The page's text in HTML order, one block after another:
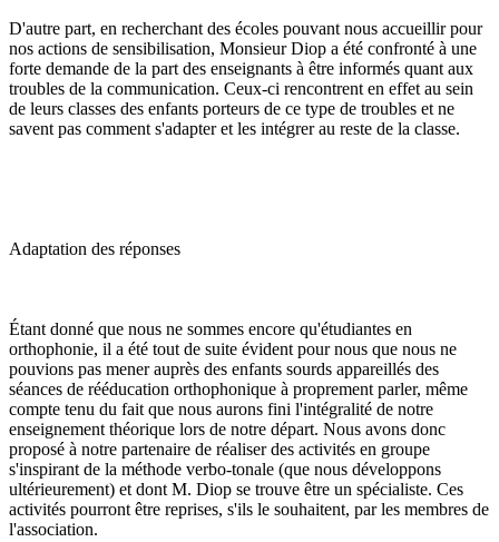
D'autre part, en recherchant des écoles pouvant nous accueillir pour
nos actions de sensibilisation, Monsieur Diop a été confronté à une
forte demande de la part des enseignants à être informés quant aux
troubles de la communication. Ceux-ci rencontrent en effet au sein
de leurs classes des enfants porteurs de ce type de troubles et ne
savent pas comment s'adapter et les intégrer au reste de la classe.
Adaptation des réponses
Étant donné que nous ne sommes encore qu'étudiantes en
orthophonie, il a été tout de suite évident pour nous que nous ne
pouvions pas mener auprès des enfants sourds appareillés des
séances de rééducation orthophonique à proprement parler, même
compte tenu du fait que nous aurons fini l'intégralité de notre
enseignement théorique lors de notre départ. Nous avons donc
proposé à notre partenaire de réaliser des activités en groupe
s'inspirant de la méthode verbo-tonale (que nous développons
ultérieurement) et dont M. Diop se trouve être un spécialiste. Ces
activités pourront être reprises, s'ils le souhaitent, par les membres de
l'association.